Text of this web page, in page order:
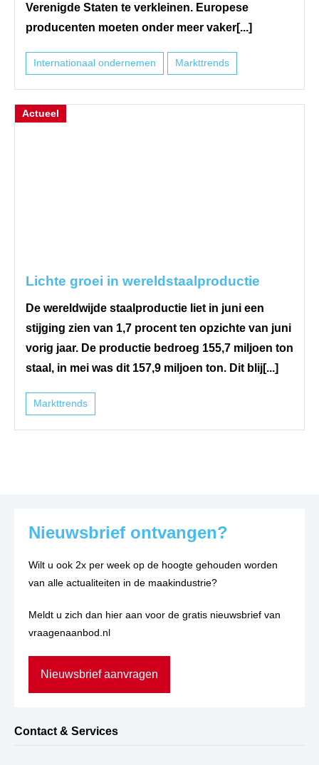
Verenigde Staten te verkleinen. Europese
producenten moeten onder meer vaker[...]
Internationaal ondernemen Markttrends
Actueel
Lichte groei in wereldstaalproductie
De wereldwijde staalproductie liet in juni een
stijging zien van 1,7 procent ten opzichte van juni
vorig jaar. De productie bedroeg 155,7 miljoen ton
staal, in mei was dit 157,9 miljoen ton. Dit blij[...]
Markttrends
Nieuwsbrief ontvangen?
Wilt u ook 2x per week op de hoogte gehouden worden
van alle actualiteiten in de maakindustrie?
Meldt u zich dan hier aan voor de gratis nieuwsbrief van
vraagenaanbod.nl
Nieuwsbrief aanvragen
Contact & Services